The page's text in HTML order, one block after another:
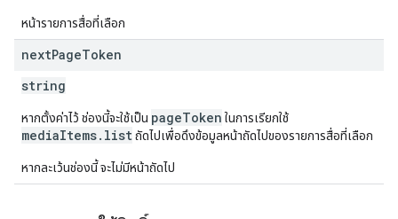
หน้ารายการสื่อที่เลือก
nextPageToken
string
หากตั้งค่าไว้ ช่องนี้จะใช้เป็น pageToken ในการเรียกใช้
mediaItems.listถัดไปเพื่อดึงข้อมูลหน้าถัดไปของรายการสื่อที่เลือก
หากละเว้นช่องนี้ จะไม่มีหน้าถัดไป